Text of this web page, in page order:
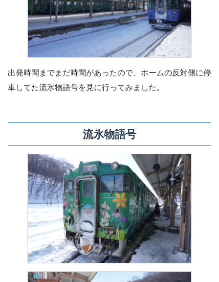
出発時間までまだ時間があったので、ホームの反対側に停
車してた流氷物語号を見に行ってみました。
流氷物語号